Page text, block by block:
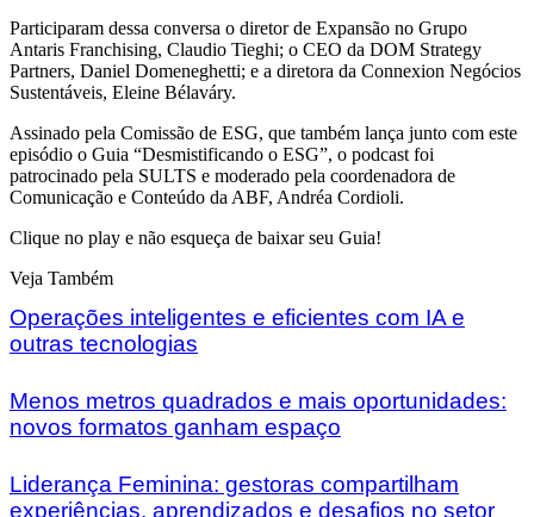
Participaram dessa conversa o diretor de Expansão no Grupo
Antaris Franchising, Claudio Tieghi; o CEO da DOM Strategy
Partners, Daniel Domeneghetti; e a diretora da Connexion Negócios
Sustentáveis, Eleine Bélaváry.
Assinado pela Comissão de ESG, que também lança junto com este
episódio o Guia “Desmistificando o ESG”, o podcast foi
patrocinado pela SULTS e moderado pela coordenadora de
Comunicação e Conteúdo da ABF, Andréa Cordioli.
Clique no play e não esqueça de baixar seu Guia!
Veja Também
Operações inteligentes e eficientes com IA e
outras tecnologias
Menos metros quadrados e mais oportunidades:
novos formatos ganham espaço
Liderança Feminina: gestoras compartilham
experiências, aprendizados e desafios no setor